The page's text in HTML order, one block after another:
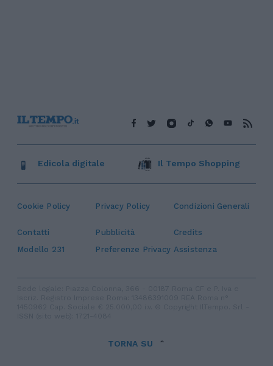
Cookie Policy Privacy Policy Condizioni Generali
Contatti Pubblicità
Credits
Modello 231
Preferenze Privacy Assistenza
Edicola digitale Il Tempo Shopping
TORNA SU